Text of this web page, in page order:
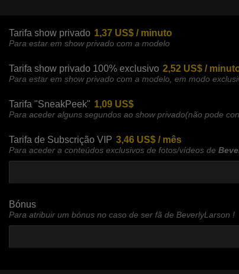
Tarifa show privado 1,37 US$ / minuto
Para estar em show privado com a modelo
Tarifa show privado 100% exclusivo 2,52 US$ /
Para estar em show privado com a modelo, em modo
Tarifa "SneakPeek" 1,09 US$
Para aceder alguns segundos ao show privado(não pode
Tarifa de Subscrição VIP 3,46 US$ / mês
Para aceder a conteúdos exclusivos de fotos/vídeos de
Bónus
Para atribuir um bónus no caso de ser fã de BeverlyLarson !